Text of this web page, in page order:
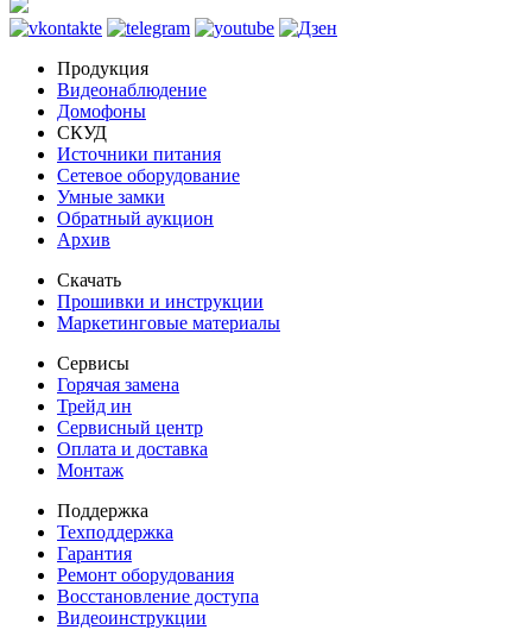
Продукция
Видеонаблюдение
Домофоны
СКУД
Источники питания
Сетевое оборудование
Умные замки
Обратный аукцион
Архив
Скачать
Прошивки и инструкции
Маркетинговые материалы
Сервисы
Горячая замена
Трейд ин
Сервисный центр
Оплата и доставка
Монтаж
Поддержка
Техподдержка
Гарантия
Ремонт оборудования
Восстановление доступа
Видеоинструкции